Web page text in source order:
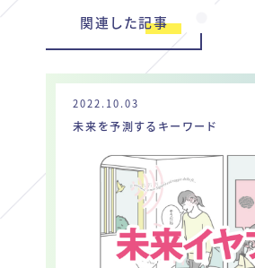
関連した記事
2022.10.03
未来を予測するキーワード